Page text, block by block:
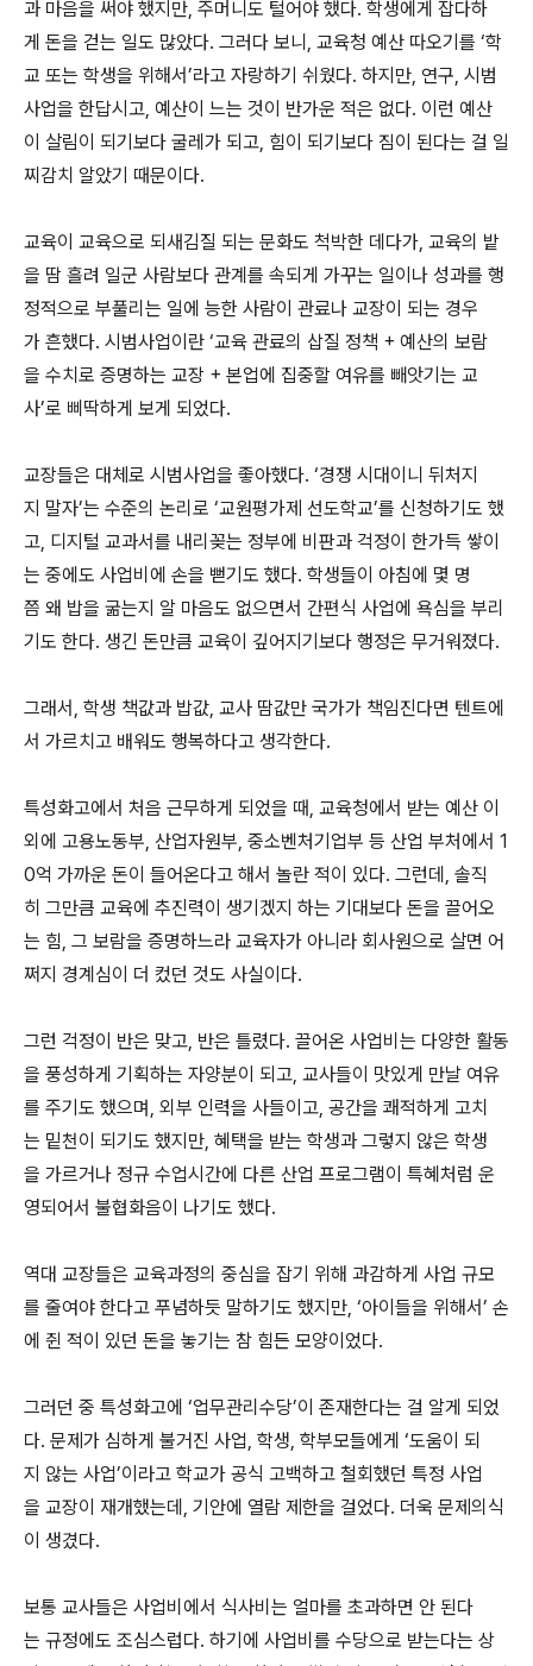
과 마음을 써야 했지만, 주머니도 털어야 했다. 학생에게 잡다하
게 돈을 걷는 일도 많았다. 그러다 보니, 교육청 예산 따오기를 ‘학
교 또는 학생을 위해서’라고 자랑하기 쉬웠다. 하지만, 연구, 시범
사업을 한답시고, 예산이 느는 것이 반가운 적은 없다. 이런 예산
이 살림이 되기보다 굴레가 되고, 힘이 되기보다 짐이 된다는 걸 일
찌감치 알았기 때문이다.
교육이 교육으로 되새김질 되는 문화도 척박한 데다가, 교육의 밭
을 땀 흘려 일군 사람보다 관계를 속되게 가꾸는 일이나 성과를 행
정적으로 부풀리는 일에 능한 사람이 관료나 교장이 되는 경우
가 흔했다. 시범사업이란 ‘교육 관료의 삽질 정책 + 예산의 보람
을 수치로 증명하는 교장 + 본업에 집중할 여유를 빼앗기는 교
사’로 삐딱하게 보게 되었다.
교장들은 대체로 시범사업을 좋아했다. ‘경쟁 시대이니 뒤처지
지 말자’는 수준의 논리로 ‘교원평가제 선도학교’를 신청하기도 했
고, 디지털 교과서를 내리꽂는 정부에 비판과 걱정이 한가득 쌓이
는 중에도 사업비에 손을 뻗기도 했다. 학생들이 아침에 몇 명
쯤 왜 밥을 굶는지 알 마음도 없으면서 간편식 사업에 욕심을 부리
기도 한다. 생긴 돈만큼 교육이 깊어지기보다 행정은 무거워졌다.
그래서, 학생 책값과 밥값, 교사 땀값만 국가가 책임진다면 텐트에
서 가르치고 배워도 행복하다고 생각한다.
특성화고에서 처음 근무하게 되었을 때, 교육청에서 받는 예산 이
외에 고용노동부, 산업자원부, 중소벤처기업부 등 산업 부처에서 1
0억 가까운 돈이 들어온다고 해서 놀란 적이 있다. 그런데, 솔직
히 그만큼 교육에 추진력이 생기겠지 하는 기대보다 돈을 끌어오
는 힘, 그 보람을 증명하느라 교육자가 아니라 회사원으로 살면 어
쩌지 경계심이 더 컸던 것도 사실이다.
그런 걱정이 반은 맞고, 반은 틀렸다. 끌어온 사업비는 다양한 활동
을 풍성하게 기획하는 자양분이 되고, 교사들이 맛있게 만날 여유
를 주기도 했으며, 외부 인력을 사들이고, 공간을 쾌적하게 고치
는 밑천이 되기도 했지만, 혜택을 받는 학생과 그렇지 않은 학생
을 가르거나 정규 수업시간에 다른 산업 프로그램이 특혜처럼 운
영되어서 불협화음이 나기도 했다.
역대 교장들은 교육과정의 중심을 잡기 위해 과감하게 사업 규모
를 줄여야 한다고 푸념하듯 말하기도 했지만, ‘아이들을 위해서’ 손
에 쥔 적이 있던 돈을 놓기는 참 힘든 모양이었다.
그러던 중 특성화고에 ‘업무관리수당’이 존재한다는 걸 알게 되었
다. 문제가 심하게 불거진 사업, 학생, 학부모들에게 ‘도움이 되
지 않는 사업’이라고 학교가 공식 고백하고 철회했던 특정 사업
을 교장이 재개했는데, 기안에 열람 제한을 걸었다. 더욱 문제의식
이 생겼다.
보통 교사들은 사업비에서 식사비는 얼마를 초과하면 안 된다
는 규정에도 조심스럽다. 하기에 사업비를 수당으로 받는다는 상